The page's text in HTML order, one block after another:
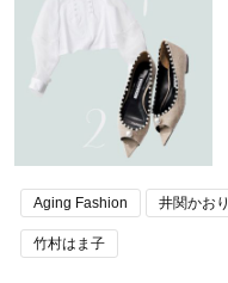
Aging Fashion 井関かおり
竹村はま子